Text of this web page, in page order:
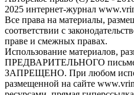
2025 интернет-журнал
Все права на материалы,
соответствии с
праве и смежных правах.
Использование материалов,
ПРЕДВАРИТЕЛЬНОГО
ЗАПРЕЩЕНО. При любом
размещенной на сайте